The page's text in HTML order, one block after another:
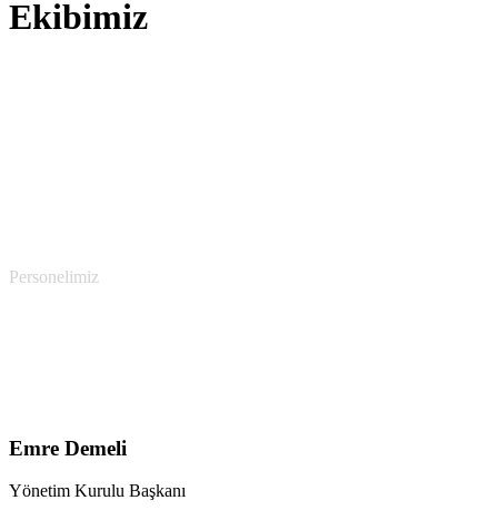
Ekibimiz
Personelimiz
Emre Demeli
Yönetim Kurulu Başkanı